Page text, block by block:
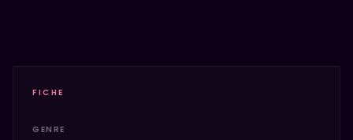
FICHE
GENRE